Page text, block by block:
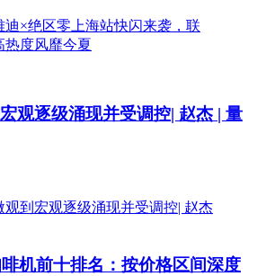
观逐级涌现并受调控| 赵杰 | 量
机前十排名：按价格区间深度